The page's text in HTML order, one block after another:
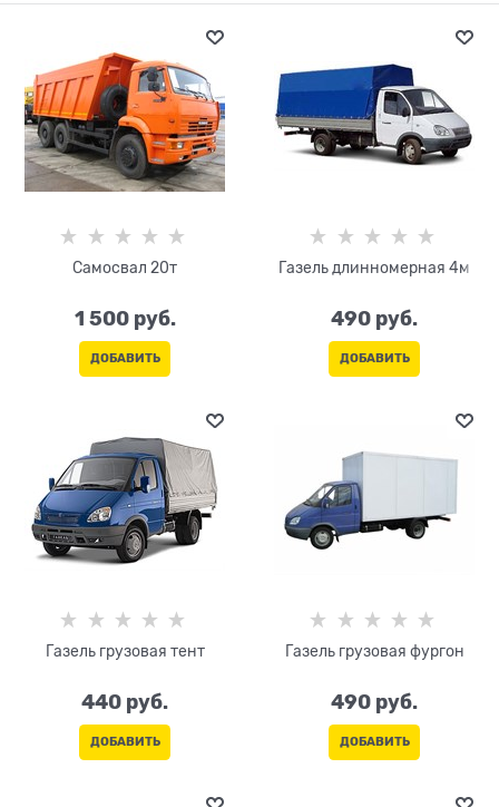
Самосвал 20т
1 500 руб.
ДОБАВИТЬ
Газель длинномерная 4м
490 руб.
ДОБАВИТЬ
Газель грузовая тент
440 руб.
ДОБАВИТЬ
Газель грузовая фургон
490 руб.
ДОБАВИТЬ